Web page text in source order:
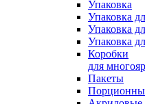
Упаковка
Упаковка
Упаковка
Упаковка
Коробки
для
Пакеты